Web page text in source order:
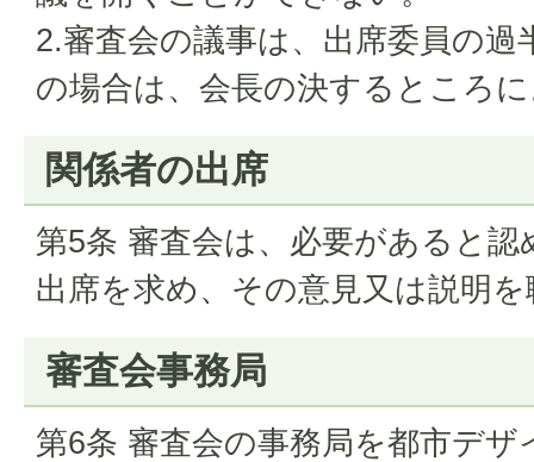
2.審査会の議事は、出席委員の過
の場合は、会長の決するところ
関係者の出席
第5条 審査会は、必要があると
出席を求め、その意見又は説明
審査会事務局
第6条 審査会の事務局を都市デザ